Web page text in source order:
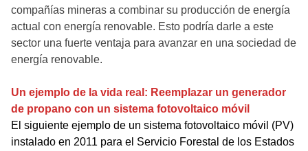
compañías mineras a combinar su producción de energía
actual con energía renovable. Esto podría darle a este
sector una fuerte ventaja para avanzar en una sociedad de
energía renovable.
Un ejemplo de la vida real: Reemplazar un generador
de propano con un sistema fotovoltaico móvil
El siguiente ejemplo de un sistema fotovoltaico móvil (PV)
instalado en 2011 para el Servicio Forestal de los Estados